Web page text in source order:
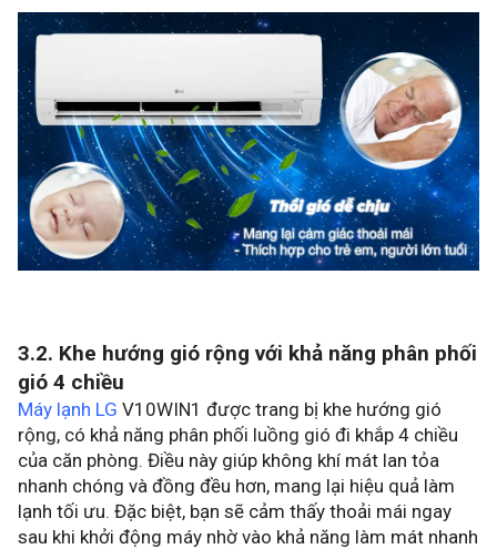
3.2. Khe hướng gió rộng với khả năng phân phối
gió 4 chiều
Máy lạnh LG V10WIN1 được trang bị khe hướng gió
rộng, có khả năng phân phối luồng gió đi khắp 4 chiều
của căn phòng. Điều này giúp không khí mát lan tỏa
nhanh chóng và đồng đều hơn, mang lại hiệu quả làm
lạnh tối ưu. Đặc biệt, bạn sẽ cảm thấy thoải mái ngay
sau khi khởi động máy nhờ vào khả năng làm mát nhanh